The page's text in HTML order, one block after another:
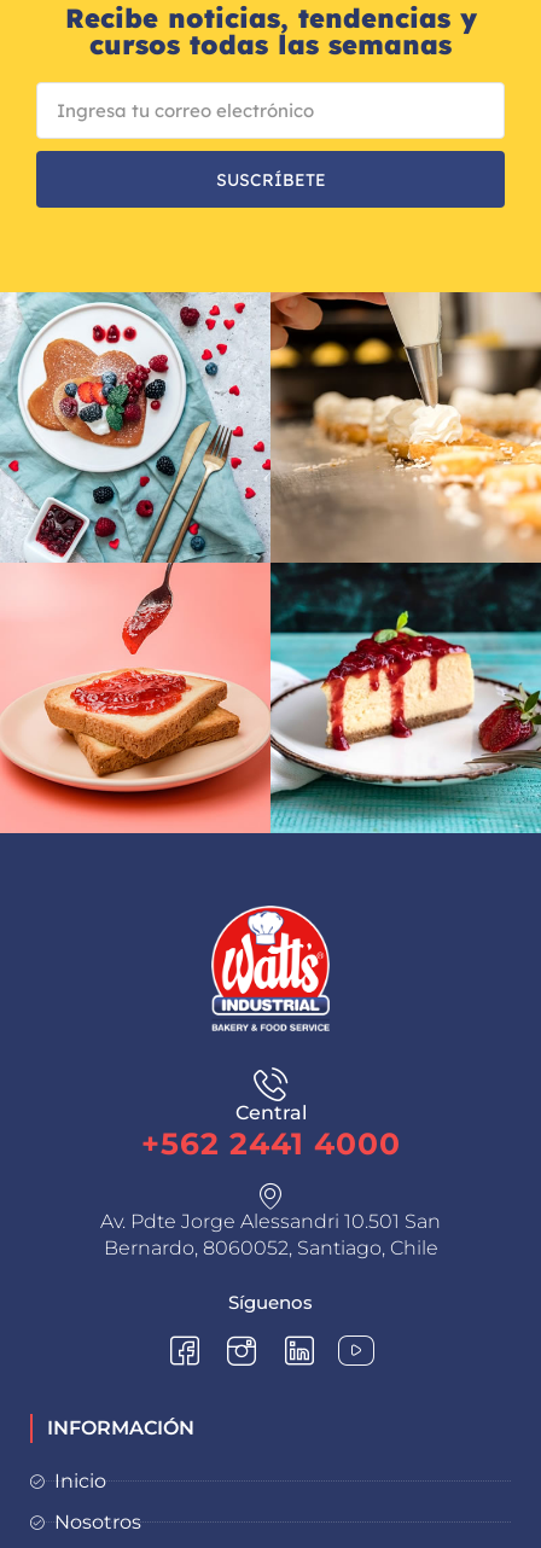
Recibe noticias, tendencias y
cursos todas las semanas
SUSCRÍBETE
Central
+562 2441 4000
Av. Pdte Jorge Alessandri 10.501 San
Bernardo, 8060052, Santiago, Chile
Síguenos
INFORMACIÓN
Inicio
Nosotros